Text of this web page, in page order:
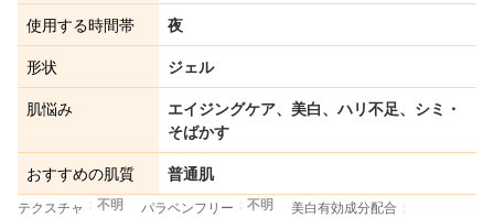
使用する時間帯 夜
形状 ジェル
肌悩み
エイジングケア、美白、ハリ不足、シミ・
そばかす
おすすめの肌質 普通肌
テクスチャ 不明 パラベンフリー 不明
美白有効成分配合